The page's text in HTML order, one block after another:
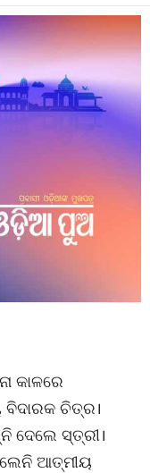
କାଳରେ
ଚିତ୍ର।
ଦେଲେ ସ୍ତ୍ରୀ।
ଆତ୍ମୀୟ